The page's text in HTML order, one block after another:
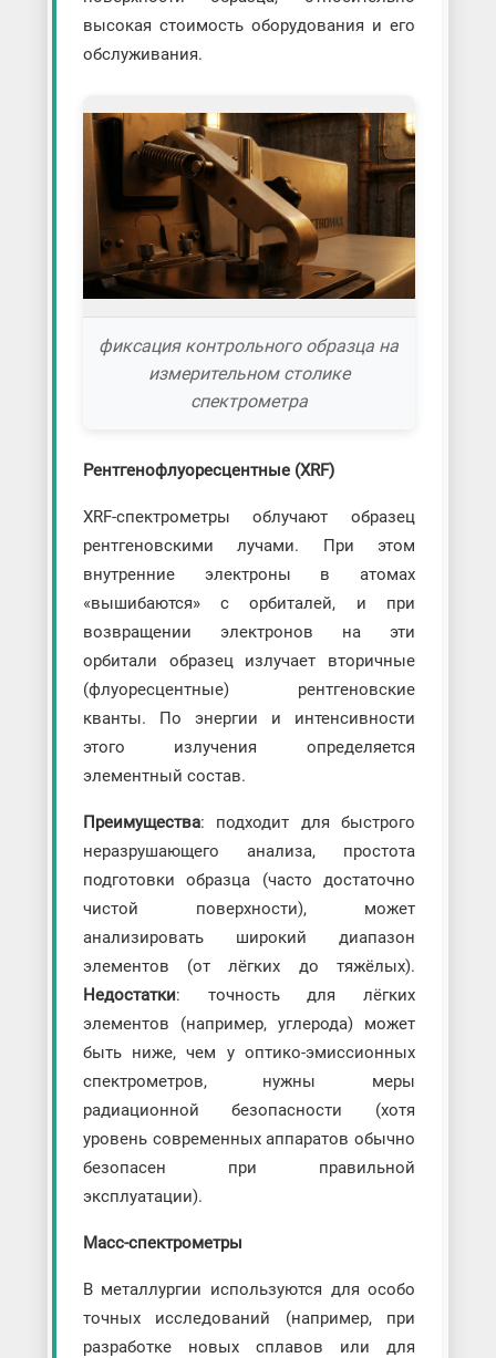
высокая стоимость оборудования и его
обслуживания.
фиксация контрольного образца на
измерительном столике
спектрометра
Рентгенофлуоресцентные (XRF)
XRF-спектрометры облучают образец
рентгеновскими лучами. При этом
внутренние электроны в атомах
«вышибаются» с орбиталей, и при
возвращении электронов на эти
орбитали образец излучает вторичные
(флуоресцентные) рентгеновские
кванты. По энергии и интенсивности
этого излучения определяется
элементный состав.
Преимущества: подходит для быстрого
неразрушающего анализа, простота
подготовки образца (часто достаточно
чистой поверхности), может
анализировать широкий диапазон
элементов (от лёгких до тяжёлых).
Недостатки: точность для лёгких
элементов (например, углерода) может
быть ниже, чем у оптико-эмиссионных
спектрометров, нужны меры
радиационной безопасности (хотя
уровень современных аппаратов обычно
безопасен при правильной
эксплуатации).
Масс-спектрометры
В металлургии используются для особо
точных исследований (например, при
разработке новых сплавов или для